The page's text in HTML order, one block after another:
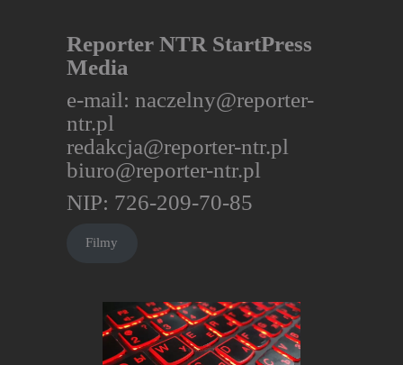
Reporter NTR StartPress
Media
e-mail: naczelny@reporter-
ntr.pl
redakcja@reporter-ntr.pl
biuro@reporter-ntr.pl
NIP: 726-209-70-85
Filmy